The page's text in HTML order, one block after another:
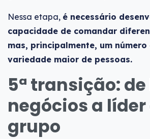
Nessa etapa, é necessário
capacidade de comandar
mas, principalmente, um número
variedade maior de pessoas.
5ª transição:
negócios a líder
grupo